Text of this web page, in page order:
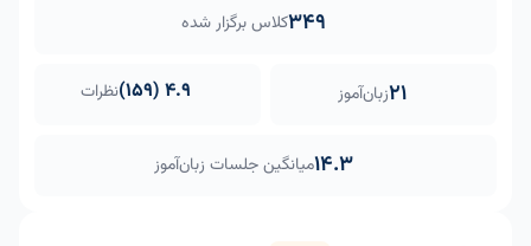
349کلاس برگزار شده
21زبان‌آموز 4.9 (159) نظرات
14.3میانگین جلسات زبان‌آموز